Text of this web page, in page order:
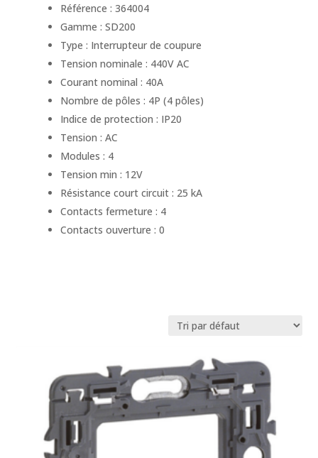
Référence : 364004
Gamme : SD200
Type : Interrupteur de coupure
Tension nominale : 440V AC
Courant nominal : 40A
Nombre de pôles : 4P (4 pôles)
Indice de protection : IP20
Tension : AC
Modules : 4
Tension min : 12V
Résistance court circuit : 25 kA
Contacts fermeture : 4
Contacts ouverture : 0